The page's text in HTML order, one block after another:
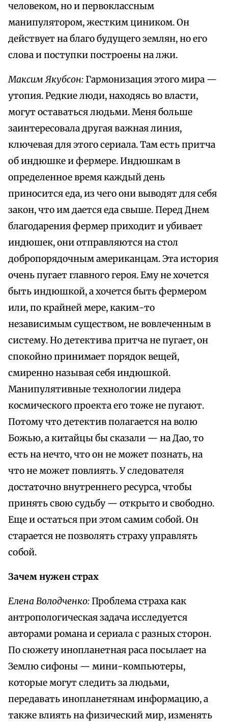
человеком, но и первоклассным
манипулятором, жестким циником. Он
действует на благо будущего землян, но его
слова и поступки построены на лжи.
Максим Якубсон:Гармонизация этого мира —
утопия. Редкие люди, находясь во власти,
могут оставаться людьми. Меня больше
заинтересовала другая важная линия,
ключевая для этого сериала. Там есть притча
об индюшке и фермере. Индюшкам в
определенное время каждый день
приносится еда, из чего они выводят для себя
закон, что им дается еда свыше. Перед Днем
благодарения фермер приходит и убивает
индюшек, они отправляются на стол
добропорядочным американцам. Эта история
очень пугает главного героя. Ему не хочется
быть индюшкой, а хочется быть фермером
или, по крайней мере, каким-то
независимым существом, не вовлеченным в
систему. Но детектива притча не пугает, он
спокойно принимает порядок вещей,
смиренно называя себя индюшкой.
Манипулятивные технологии лидера
космического проекта его тоже не пугают.
Потому что детектив полагается на волю
Божью, а китайцы бы сказали — на Дао, то
есть на нечто, что он не может познать, на
что не может повлиять. У следователя
достаточно внутреннего ресурса, чтобы
принять свою судьбу — открыто и свободно.
Еще и остаться при этом самим собой. Он
старается не позволять страху управлять
собой.
Зачем нужен страх
Елена Володченко:Проблема страха как
антропологическая задача исследуется
авторами романа и сериала с разных сторон.
По сюжету инопланетная раса посылает на
Землю сифоны — мини-компьютеры,
которые могут следить за людьми,
передавать инопланетянам информацию, а
также влиять на физический мир, изменять